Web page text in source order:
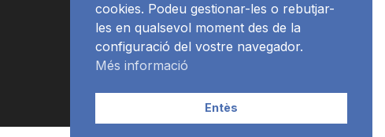
cookies. Podeu gestionar-les o rebutjar-
les en qualsevol moment des de la
configuració del vostre navegador.
Més informació
Entès